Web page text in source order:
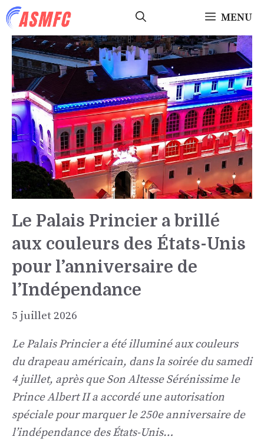
Aller
au
contenu
MENU
Le Palais Princier a brillé
aux couleurs des États-Unis
pour l’anniversaire de
l’Indépendance
5 juillet 2026
Le Palais Princier a été illuminé aux couleurs
du drapeau américain, dans la soirée du samedi
4 juillet, après que Son Altesse Sérénissime le
Prince Albert II a accordé une autorisation
spéciale pour marquer le 250e anniversaire de
l’indépendance des États-Unis…